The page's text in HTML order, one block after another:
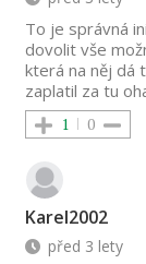
To je správná
dovolit vše
která na něj dá
zaplatil za tu
1 0
Karel2002
před 3 lety